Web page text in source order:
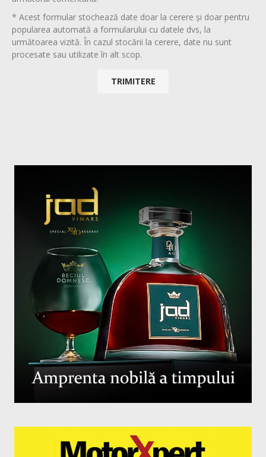
* Acest formular stochează date doar la cerere și doar pentru
popularea automată a formularului cu datele dvs, la
următoarea vizită. În cazul stocării la cerere, date nu sunt
procesate sau utilizate în alt scop.